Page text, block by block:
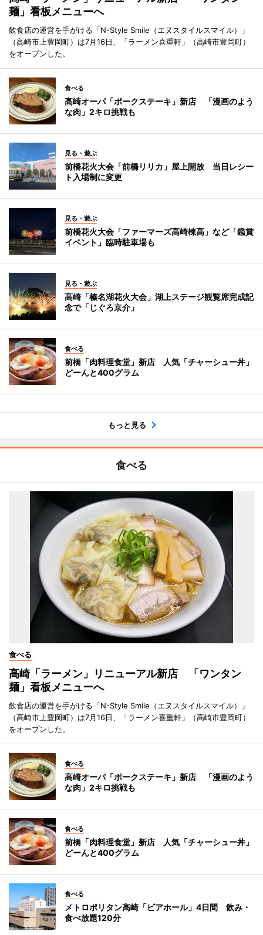
麺」看板メニューへ
飲食店の運営を手がける「N-Style Smile（エヌスタイルスマイル）」
（高崎市上豊岡町）は7月16日、「ラーメン喜重軒」（高崎市豊岡町）
をオープンした。
食べる
高崎オーパ「ポークステーキ」新店 「漫画のよう
な肉」2キロ挑戦も
見る・遊ぶ
前橋花火大会「前橋リリカ」屋上開放 当日レシー
ト入場制に変更
見る・遊ぶ
前橋花火大会「ファーマーズ高崎棟高」など「鑑賞
イベント」臨時駐車場も
見る・遊ぶ
高崎「榛名湖花火大会」湖上ステージ観覧席完成記
念で「じぐろ京介」
食べる
前橋「肉料理食堂」新店 人気「チャーシュー丼」
どーんと400グラム
もっと見る
食べる
食べる
高崎「ラーメン」リニューアル新店 「ワンタン
麺」看板メニューへ
飲食店の運営を手がける「N-Style Smile（エヌスタイルスマイル）」
（高崎市上豊岡町）は7月16日、「ラーメン喜重軒」（高崎市豊岡町）
をオープンした。
食べる
高崎オーパ「ポークステーキ」新店 「漫画のよう
な肉」2キロ挑戦も
食べる
前橋「肉料理食堂」新店 人気「チャーシュー丼」
どーんと400グラム
食べる
メトロポリタン高崎「ビアホール」4日間 飲み・
食べ放題120分